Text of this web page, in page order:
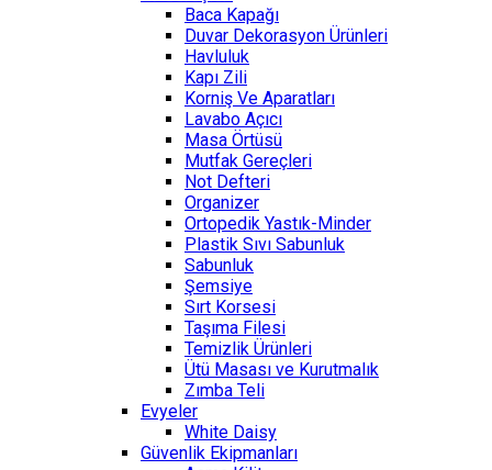
Baca Kapağı
Duvar Dekorasyon Ürünleri
Havluluk
Kapı Zili
Korniş Ve Aparatları
Lavabo Açıcı
Masa Örtüsü
Mutfak Gereçleri
Not Defteri
Organizer
Ortopedik Yastık-Minder
Plastik Sıvı Sabunluk
Sabunluk
Şemsiye
Sırt Korsesi
Taşıma Filesi
Temizlik Ürünleri
Ütü Masası ve Kurutmalık
Zımba Teli
Evyeler
White Daisy
Güvenlik Ekipmanları